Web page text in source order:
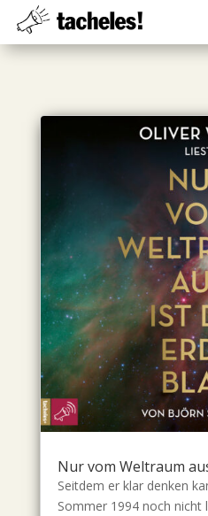
Nur vom Weltraum
Seitdem er klar denken
Sommer 1994 noch nicht